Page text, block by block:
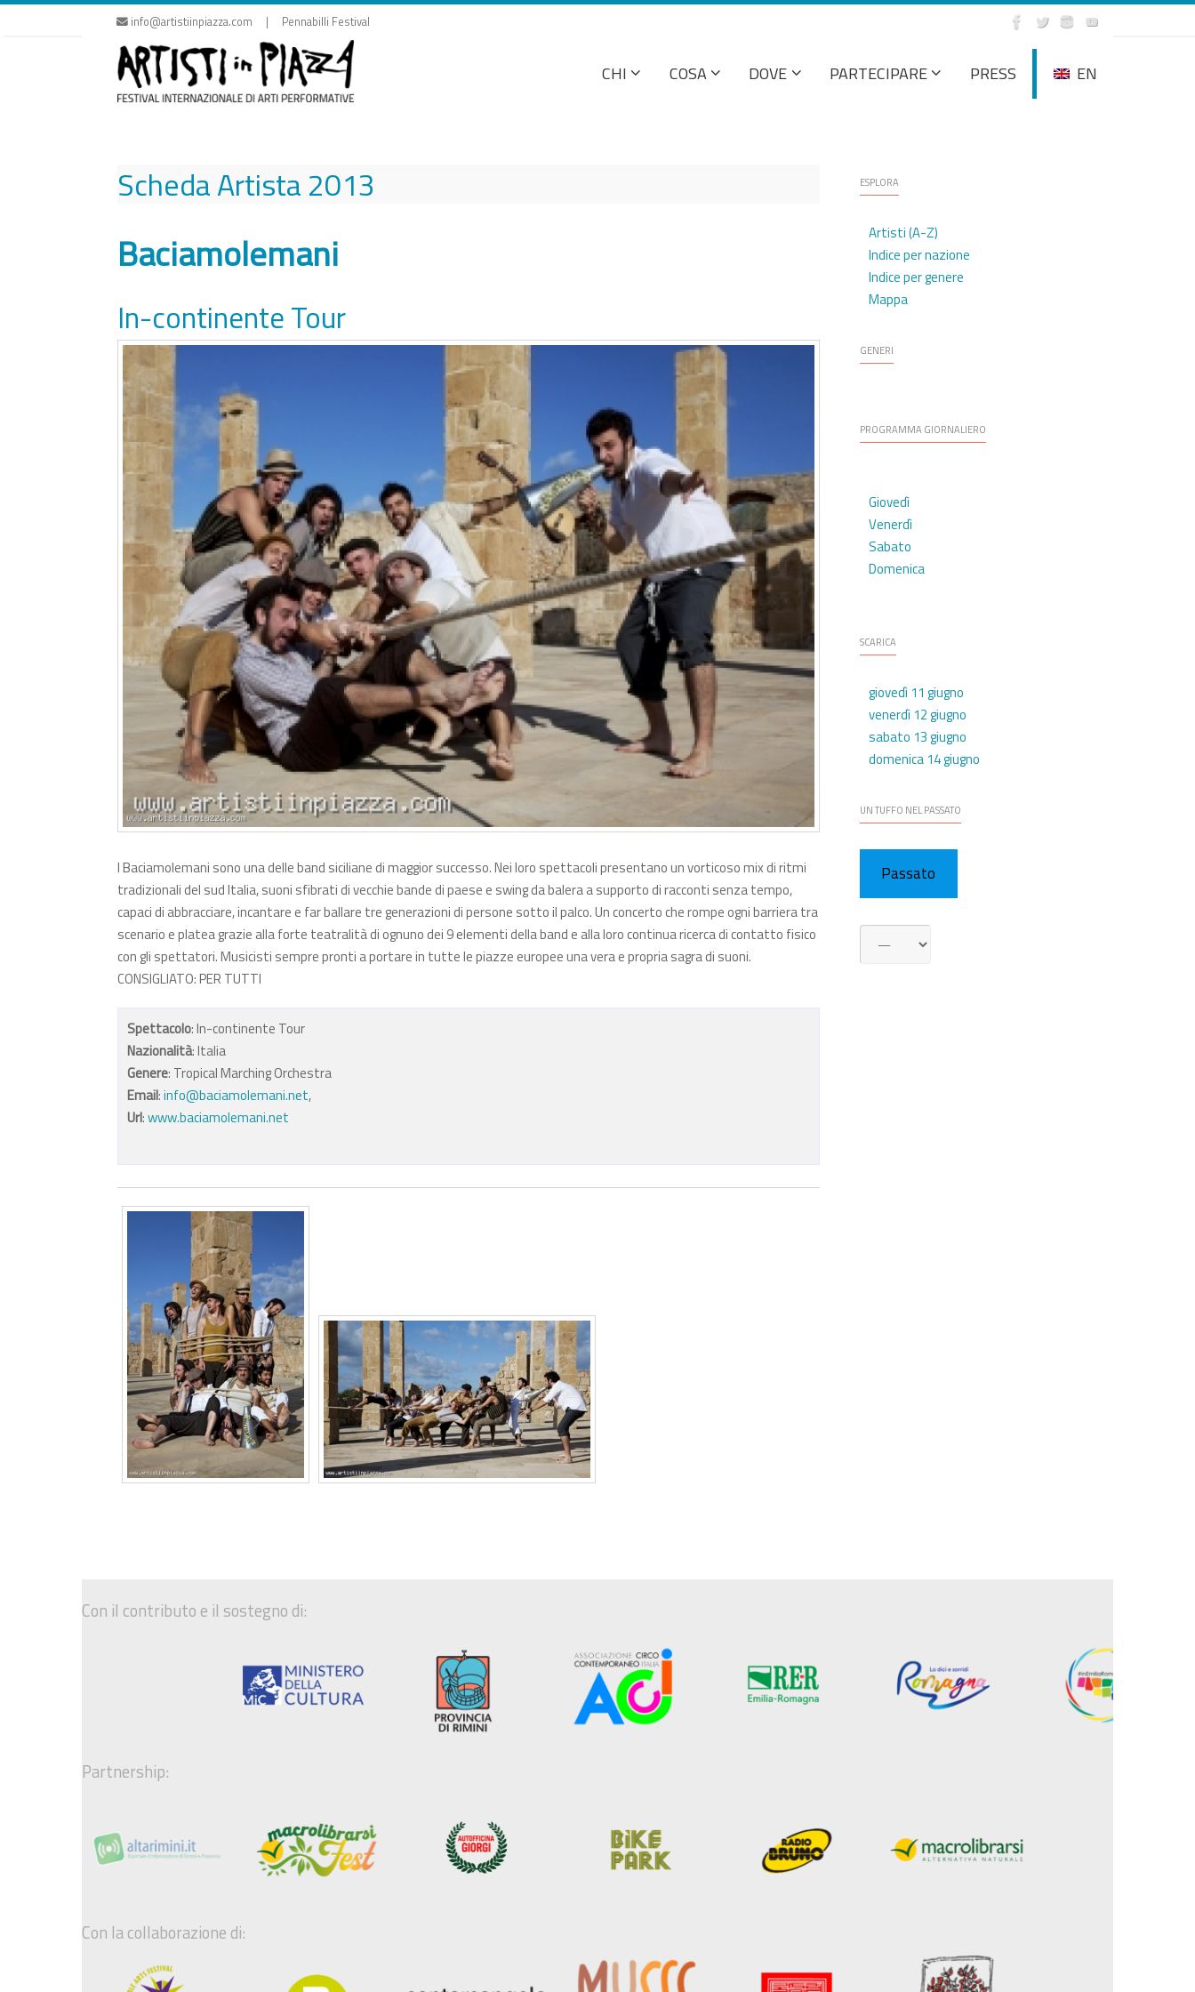
Vai
info@artistiinpiazza.com | Pennabilli Festival
CHI COSA DOVE PARTECIPARE PRESS EN
Scheda Artista2013
Baciamolemani
In-continente Tour
I Baciamolemani sono una delle band siciliane di maggior successo. Nei loro spettacoli presentano un vorticoso mix di ritmi
tradizionali del sud Italia, suoni sfibrati di vecchie bande di paese e swing da balera a supporto di racconti senza tempo,
capaci di abbracciare, incantare e far ballare tre generazioni di persone sotto il palco. Un concerto che rompe ogni barriera tra
scenario e platea grazie alla forte teatralità di ognuno dei 9 elementi della band e alla loro continua ricerca di contatto fisico
con gli spettatori. Musicisti sempre pronti a portare in tutte le piazze europee una vera e propria sagra di suoni.
CONSIGLIATO: PER TUTTI
Spettacolo: In-continente Tour
Nazionalità: Italia
Genere: Tropical Marching Orchestra
Email:info@baciamolemani.net,
Url:www.baciamolemani.net
ESPLORA
Artisti (A-Z)
Indice per nazione
Indice per genere
Mappa
GENERI
PROGRAMMA GIORNALIERO
Giovedì
Venerdì
Sabato
Domenica
SCARICA
giovedì 11 giugno
venerdì 12 giugno
sabato 13 giugno
domenica 14 giugno
UN TUFFO NEL PASSATO
Passato
Con il contributo e il sostegno di:
Partnership:
Con la collaborazione di: